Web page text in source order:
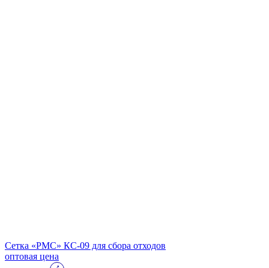
Сетка «РМС» КС-09 для сбора отходов
оптовая цена